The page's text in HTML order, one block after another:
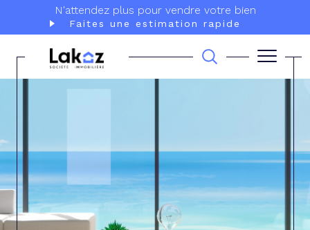
N'attendez plus pour vendre votre bien
Faites une estimation rapide